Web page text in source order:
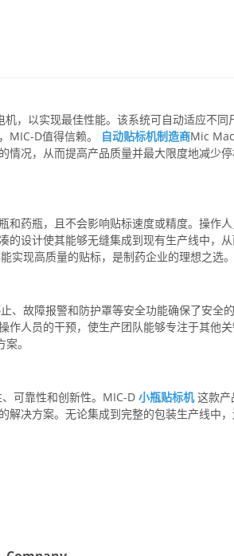
，以实现最佳性能。该系统可自动适应不同
MIC-D值得信赖。 自动贴标机制造商Mic
况，从而提高产品质量并最大限度地减少停
和药瓶，且不会影响贴标速度或精度。操作
的设计使其能够无缝集成到现有生产线中，
现高质量的贴标，是制药企业的理想之选。
、故障报警和防护罩等安全功能确保了安全
人员的干预，使生产团队能够专注于其他关
。
可靠性和创新性。MIC-D小瓶贴标机这款产
解决方案。无论集成到完整的包装生产线中